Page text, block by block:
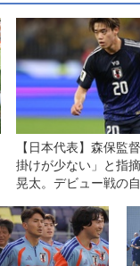
【日本代表】森保監
掛けが少ない」と指
晃太。デビュー戦の